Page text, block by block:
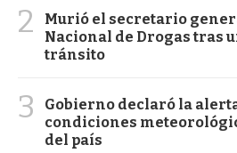
2
Murió el secretario
Nacional de Drogas tras
tránsito
3
Gobierno declaró la
condiciones
del país